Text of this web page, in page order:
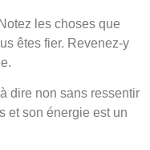
les choses que
êtes fier. Revenez-y
dire non sans ressentir
et son énergie est un